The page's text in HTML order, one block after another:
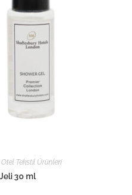
Otel Tekstil Ürünleri
30 ml